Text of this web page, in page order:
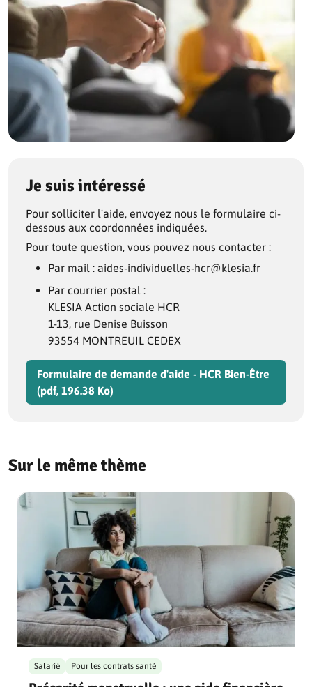
Je suis intéressé
Pour solliciter l'aide, envoyez nous le formulaire ci-
dessous aux coordonnées indiquées.
Pour toute question, vous pouvez nous contacter :
Par mail : aides-individuelles-hcr@klesia.fr
Par courrier postal :
KLESIA Action sociale HCR
1-13, rue Denise Buisson
93554 MONTREUIL CEDEX
Formulaire de demande d'aide - HCR Bien-Être
(pdf, 196.38 Ko)
Sur le même thème
Salarié Pour les contrats santé